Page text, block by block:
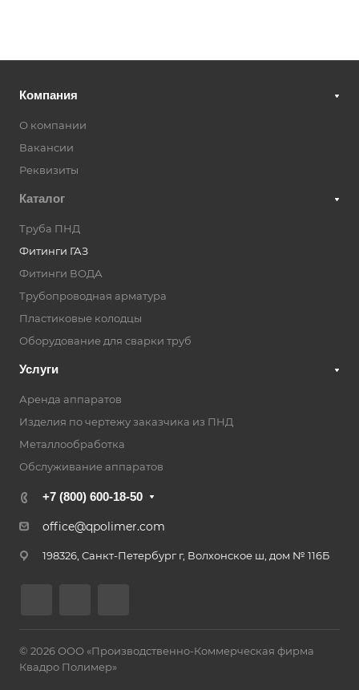
Компания
О компании
Вакансии
Реквизиты
Каталог
Труба ПНД
Фитинги ГАЗ
Фитинги ВОДА
Трубопроводная арматура
Пластиковые колодцы
Оборудование для сварки труб
Услуги
Аренда аппаратов
Изделия по чертежу заказчика из ПНД
Металлообработка
Обслуживание аппаратов
+7 (800) 600-18-50
office@qpolimer.com
198326, Санкт-Петербург г, Волхонское ш, дом № 116Б
© 2026 ООО «Производственно-Коммерческая фирма
Квадро Полимер»